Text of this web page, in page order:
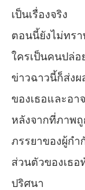
เป็นเรื่องจริง
ตอนนี้ยังไม่ทร
ใครเป็นคนปล่
ข่าวฉาวนี้ก็ส่ง
ของเธอและอา
หลังจากที่ภาพ
ภรรยาของผู้ก
ส่วนตัวของเธ
ปริศนา